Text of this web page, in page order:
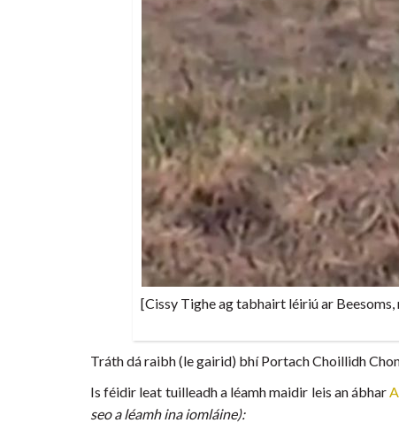
[Cissy Tighe ag tabhairt léiriú ar Beesoms,
Tráth dá raibh (le gairid) bhí Portach Choillidh
Is féidir leat tuilleadh a léamh maidir leis an ábhar
seo a léamh ina iomláine):